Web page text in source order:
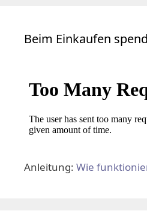
Beim Einkaufen
Anleitung: Wie